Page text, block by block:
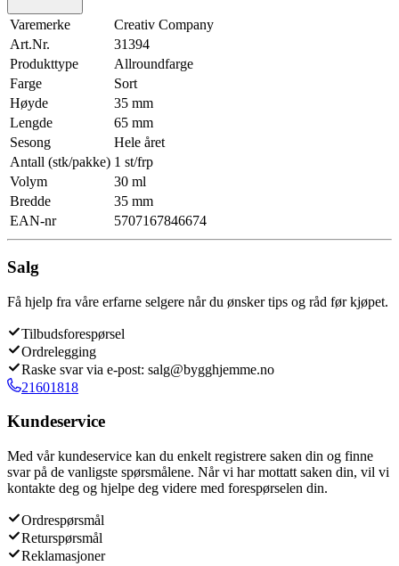
Varemerke
Creativ Company
Art.Nr.
31394
Produkttype
Allroundfarge
Farge
Sort
Høyde
35 mm
Lengde
65 mm
Sesong
Hele året
Antall (stk/pakke) 1 st/frp
Volym
30 ml
Bredde
35 mm
EAN-nr
5707167846674
Salg
Få hjelp fra våre erfarne selgere når du ønsker tips og råd før kjøpet.
Tilbudsforespørsel
Ordrelegging
Raske svar via e-post: salg@bygghjemme.no
21601818
Kundeservice
Med vår kundeservice kan du enkelt registrere saken din og finne
svar på de vanligste spørsmålene. Når vi har mottatt saken din, vil vi
kontakte deg og hjelpe deg videre med forespørselen din.
Ordrespørsmål
Returspørsmål
Reklamasjoner